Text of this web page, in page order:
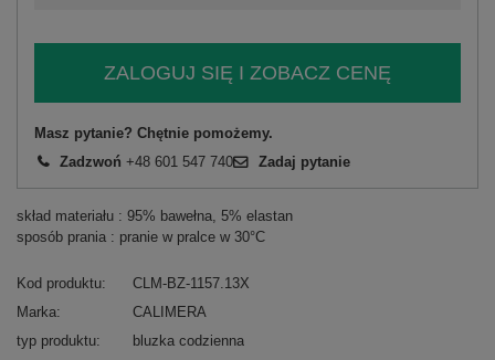
ZALOGUJ SIĘ I ZOBACZ CENĘ
Masz pytanie? Chętnie pomożemy.
Zadzwoń +48 601 547 740 Zadaj pytanie
skład materiału : 95% bawełna, 5% elastan
sposób prania : pranie w pralce w 30°C
Kod produktu
CLM-BZ-1157.13X
Marka
CALIMERA
typ produktu
bluzka codzienna